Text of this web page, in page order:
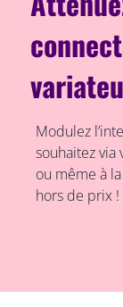
Modulez
souhaitez via
ou même à
hors de prix !